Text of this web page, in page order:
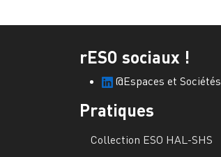
rESO sociaux !
@Espaces et Sociétés
Pratiques
Collection ESO HAL-SHS